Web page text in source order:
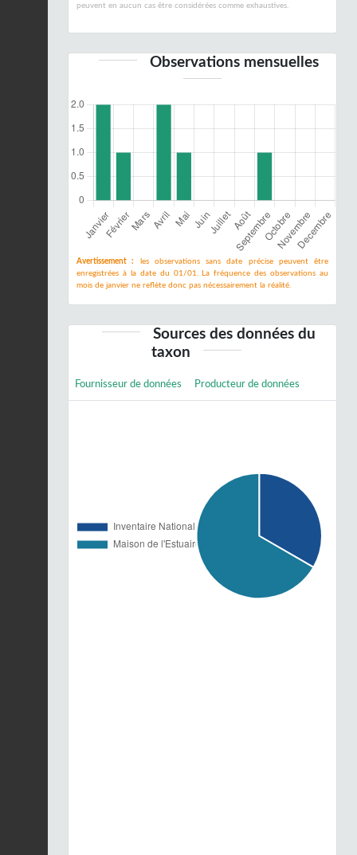
peuvent en aucun cas être considérées comme exhaustives.
Observations mensuelles
Avertissement :
les observations sans date précise peuvent être
enregistrées à la date du 01/01. La fréquence des observations au
mois de janvier ne reflète donc pas nécessairement la réalité.
Sources des données du
taxon
Fournisseur de données Producteur de données